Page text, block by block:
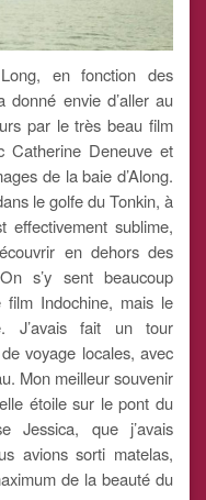
en fonction des
donné envie d’aller au
par le très beau film
Catherine Deneuve et
de la baie d’Along.
le golfe du Tonkin, à
effectivement sublime,
en dehors des
s’y sent beaucoup
Indochine, mais le
J’avais fait un tour
voyage locales, avec
Mon meilleur souvenir
étoile sur le pont du
Jessica, que j’avais
avions sorti matelas,
de la beauté du